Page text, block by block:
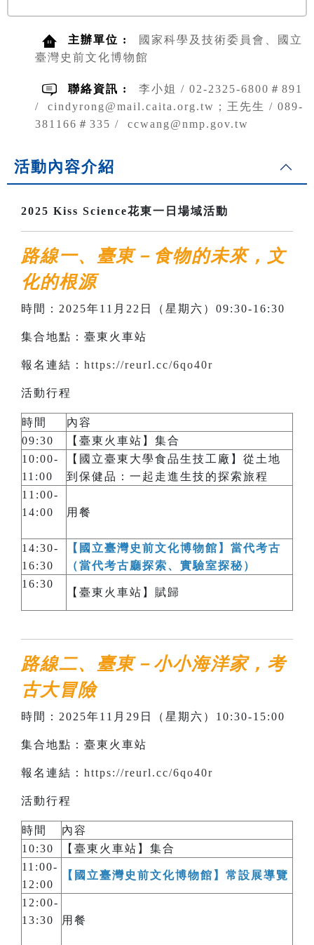
主辦單位 :
國家科學及技術委員會、國立
臺灣史前文化博物館
聯絡資訊 :
李小姐 / 02-2325-6800＃891
/ cindyrong@mail.caita.org.tw；王先生 / 089-
381166＃335 / ccwang@nmp.gov.tw
活動內容介紹
2025 Kiss Science花東一日場域活動
路線一、臺東－食物的未來，文
化的根源
時間：2025年11月22日（星期六）09:30-16:30
集合地點：臺東火車站
報名連結： https://reurl.cc/6qo40r
活動行程
時間
內容
09:30
【臺東火車站】集合
10:00-
11:00
【國立臺東大學食品生技工廠】從土地
到保健品：一起走進生技的探索旅程
11:00-
14:00
用餐
14:30-
16:30
【國立臺灣史前文化博物館】當代考古
（當代考古廳探索、實驗室探秘）
16:30
【臺東火車站】賦歸
路線二、臺東－小小海洋家，考
古大冒險
時間：2025年11月29日（星期六）10:30-15:00
集合地點：臺東火車站
報名連結： https://reurl.cc/6qo40r
活動行程
時間
內容
10:30
【臺東火車站】集合
11:00-
12:00
【國立臺灣史前文化博物館】常設展導覽
12:00-
13:30
用餐